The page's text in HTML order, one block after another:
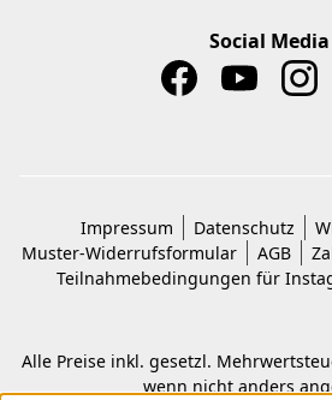
Social Media
Impressum Datenschutz
Muster-Widerrufsformular
AGB
Teilnahmebedingungen für
Alle Preise inkl. gesetzl.
wenn nicht anders